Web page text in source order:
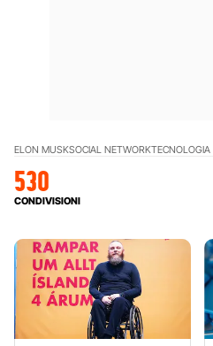
ELON MUSKSOCIAL NETWORKTECNOLOGIA
530
CONDIVISIONI